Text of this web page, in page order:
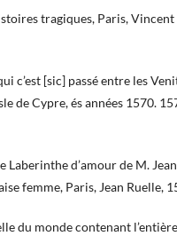
tragiques, Paris,
c’est [sic] passé entre les
de Cypre, és années 1570.
Laberinthe d’amour de M.
femme, Paris, Jean Ruelle,
du monde contenant l’entière